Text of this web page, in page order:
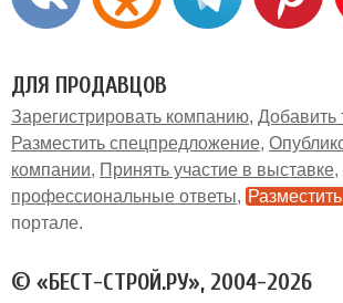
ДЛЯ ПРОДАВЦОВ
Зарегистрировать компанию Добавить
Разместить спецпредложение
компании
Принять участие в выставке
профессиональные ответы
портале
© «БЕСТ-СТРОЙ.РУ», 2004-2026